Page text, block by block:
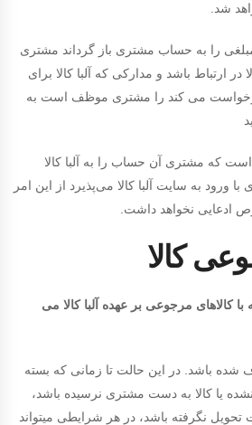
شد.
مبلغی را به حساب مشتری باز گرداند مشتری
در ارتباط باشد و مدارکی که آلبا کالا برای
درخواست می کند را مشتری موظف است به
که مشتری آن حساب را به آلبا کالا
ورود به سایت آلبا کالا می‌پذیرد از این امر
ادعایی نخواهد داشت.​
کالا
با کالاهای مرجوعی بر عهده آلبا کالا می
باشد. در این حالت تا زمانی که بسته
یا کالا به دست مشتری نرسیده باشد،
تحویل نگرفته باشد، در هر شرایطی میتواند